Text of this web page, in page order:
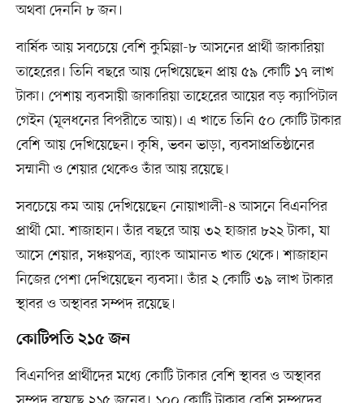
অথবা দেননি ৮ জন।
বার্ষিক আয় সবচেয়ে বেশি কুমিল্লা-৮ আসনের প্রার্থী জাকারিয়া
তাহেরের। তিনি বছরে আয় দেখিয়েছেন প্রায় ৫৯ কোটি ১৭ লাখ
টাকা। পেশায় ব্যবসায়ী জাকারিয়া তাহেরের আয়ের বড় ক্যাপিটাল
গেইন (মূলধনের বিপরীতে আয়)। এ খাতে তিনি ৫০ কোটি টাকার
বেশি আয় দেখিয়েছেন। কৃষি, ভবন ভাড়া, ব্যবসাপ্রতিষ্ঠানের
সম্মানী ও শেয়ার থেকেও তাঁর আয় রয়েছে।
সবচেয়ে কম আয় দেখিয়েছেন নোয়াখালী-৪ আসনে বিএনপির
প্রার্থী মো. শাজাহান। তাঁর বছরে আয় ৩২ হাজার ৮২২ টাকা, যা
আসে শেয়ার, সঞ্চয়পত্র, ব্যাংক আমানত খাত থেকে। শাজাহান
নিজের পেশা দেখিয়েছেন ব্যবসা। তাঁর ২ কোটি ৩৯ লাখ টাকার
স্থাবর ও অস্থাবর সম্পদ রয়েছে।
কোটিপতি ২১৫ জন
বিএনপির প্রার্থীদের মধ্যে কোটি টাকার বেশি স্থাবর ও অস্থাবর